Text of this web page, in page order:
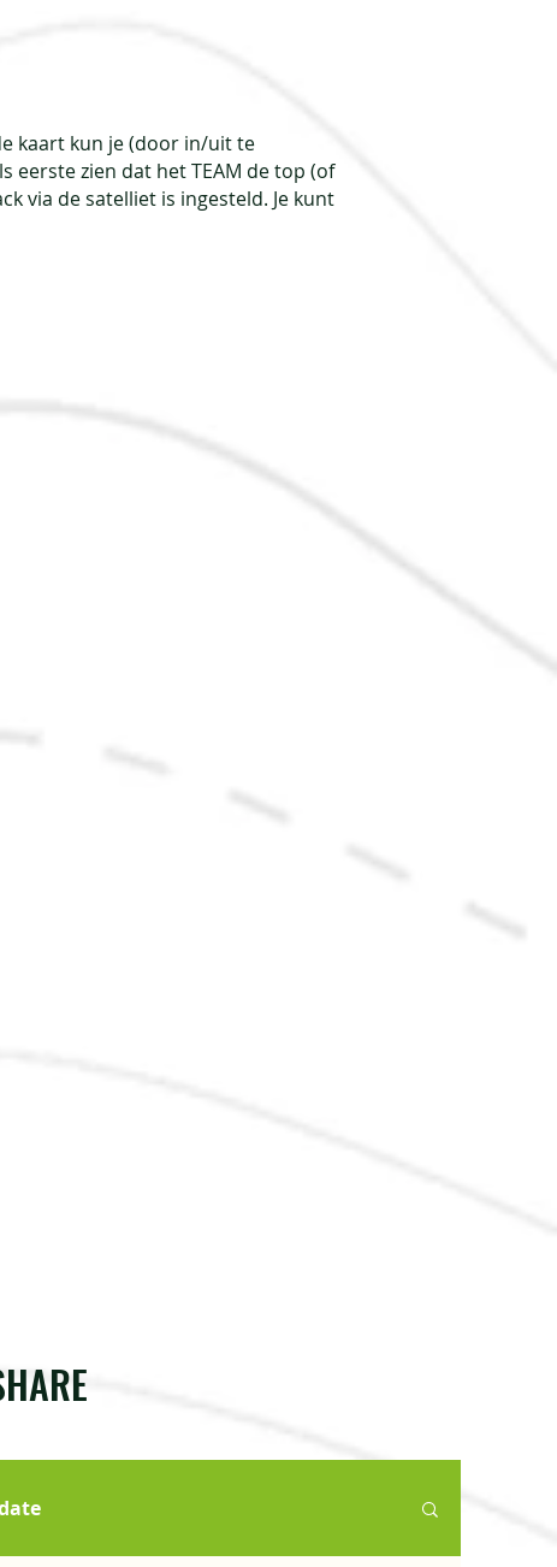
kaart kun je (door in/uit te
eerste zien dat het TEAM de top (of
via de satelliet is ingesteld. Je kunt